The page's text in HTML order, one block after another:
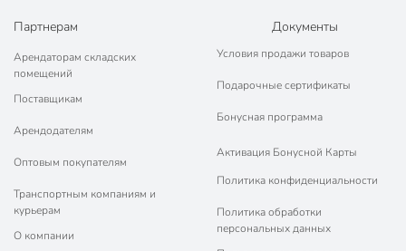
Партнерам
Арендаторам складских
помещений
Поставщикам
Арендодателям
Оптовым покупателям
Транспортным компаниям и
курьерам
О компании
Документы
Условия продажи товаров
Подарочные сертификаты
Бонусная программа
Активация Бонусной Карты
Политика конфиденциальности
Политика обработки
персональных данных